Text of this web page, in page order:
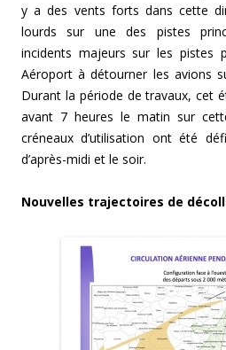
y a des vents forts dans cette
lourds sur une des pistes
incidents majeurs sur les pistes
Aéroport à détourner les avions
Durant la période de travaux, cet
avant 7 heures le matin sur
créneaux d’utilisation ont été
d’après-midi et le soir.
Nouvelles trajectoires de